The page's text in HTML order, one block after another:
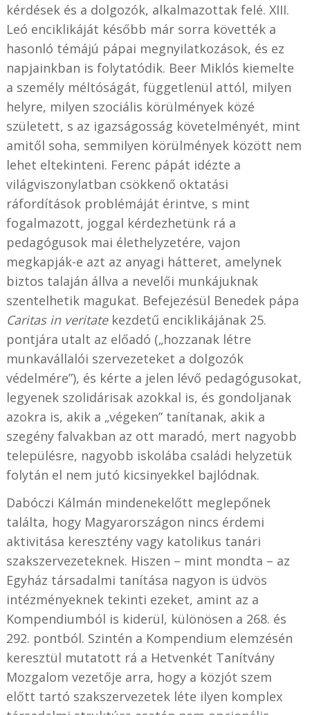
kérdések és a dolgozók, alkalmazottak felé. XIII.
Leó enciklikáját később már sorra követték a
hasonló témájú pápai megnyilatkozások, és ez
napjainkban is folytatódik. Beer Miklós kiemelte
a személy méltóságát, függetlenül attól, milyen
helyre, milyen szociális körülmények közé
született, s az igazságosság követelményét, mint
amitől soha, semmilyen körülmények között nem
lehet eltekinteni. Ferenc pápát idézte a
világviszonylatban csökkenő oktatási
ráfordítások problémáját érintve, s mint
fogalmazott, joggal kérdezhetünk rá a
pedagógusok mai élethelyzetére, vajon
megkapják-e azt az anyagi hátteret, amelynek
biztos talaján állva a nevelői munkájuknak
szentelhetik magukat. Befejezésül Benedek pápa
Caritas in veritatekezdetű enciklikájának 25.
pontjára utalt az előadó („hozzanak létre
munkavállalói szervezeteket a dolgozók
védelmére”), és kérte a jelen lévő pedagógusokat,
legyenek szolidárisak azokkal is, és gondoljanak
azokra is, akik a „végeken” tanítanak, akik a
szegény falvakban az ott maradó, mert nagyobb
településre, nagyobb iskolába családi helyzetük
folytán el nem jutó kicsinyekkel bajlódnak.
Dabóczi Kálmán mindenekelőtt meglepőnek
találta, hogy Magyarországon nincs érdemi
aktivitása keresztény vagy katolikus tanári
szakszervezeteknek. Hiszen – mint mondta – az
Egyház társadalmi tanítása nagyon is üdvös
intézményeknek tekinti ezeket, amint az a
Kompendiumból is kiderül, különösen a 268. és
292. pontból. Szintén a Kompendium elemzésén
keresztül mutatott rá a Hetvenkét Tanítvány
Mozgalom vezetője arra, hogy a közjót szem
előtt tartó szakszervezetek léte ilyen komplex